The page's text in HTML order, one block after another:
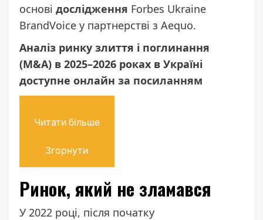
основі дослідження Forbes Ukraine
BrandVoice у партнерстві з Aequo.
Аналіз ринку злиття і поглинання
(M&A) в 2025–2026 роках в Україні
доступне онлайн за посиланням
Читати більше
Згорнути
Ринок, який не зламався
У 2022 році, після початку